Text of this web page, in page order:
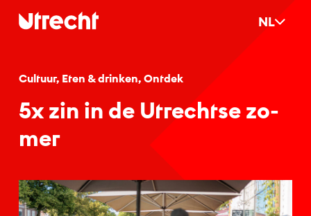
NL
Cultuur, Eten & drinken, Ontdek
5x zin in de Ut­recht­se zo­
mer